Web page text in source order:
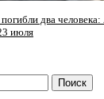
два человека:
июля